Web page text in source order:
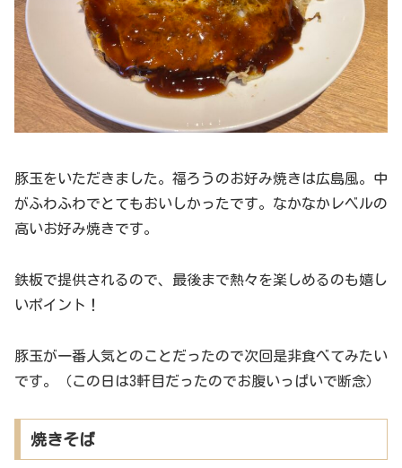
豚玉をいただきました。福ろうのお好み焼きは広島風。中
がふわふわでとてもおいしかったです。なかなかレベルの
高いお好み焼きです。
鉄板で提供されるので、最後まで熱々を楽しめるのも嬉し
いポイント！
豚玉が一番人気とのことだったので次回是非食べてみたい
です。（この日は3軒目だったのでお腹いっぱいで断念）
焼きそば